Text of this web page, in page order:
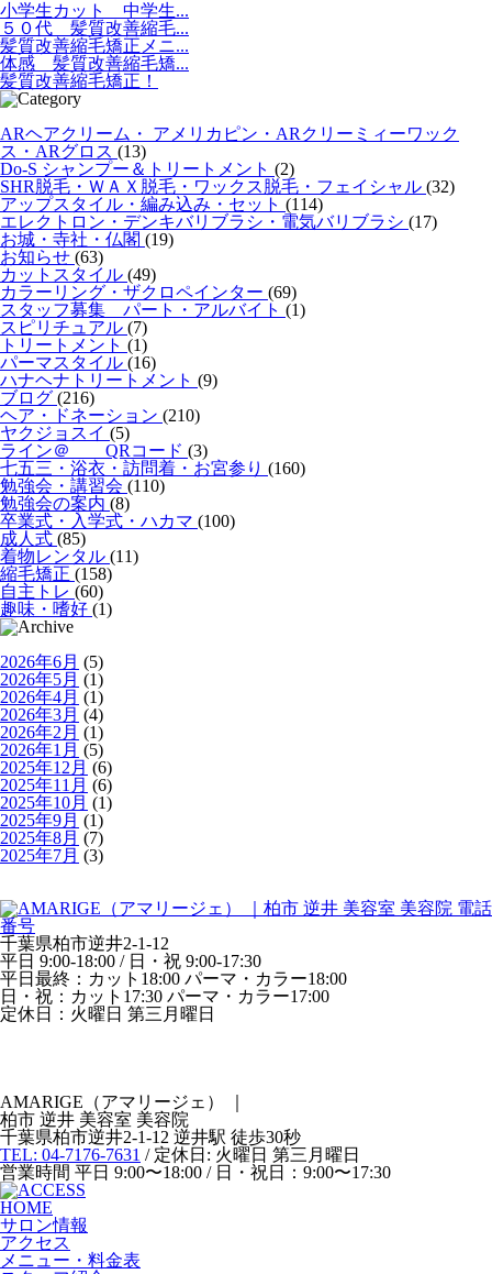
小学生カット 中学生...
５０代 髪質改善縮毛...
髪質改善縮毛矯正メニ...
体感 髪質改善縮毛矯...
髪質改善縮毛矯正！
ARヘアクリーム・ アメリカピン・ARクリーミィーワック
ス・ARグロス (13)
Do-S シャンプー＆トリートメント (2)
SHR脱毛・ＷＡＸ脱毛・ワックス脱毛・フェイシャル (32)
アップスタイル・編み込み・セット (114)
エレクトロン・デンキバリブラシ・電気バリブラシ (17)
お城・寺社・仏閣 (19)
お知らせ (63)
カットスタイル (49)
カラーリング・ザクロペインター (69)
スタッフ募集 パート・アルバイト (1)
スピリチュアル (7)
トリートメント (1)
パーマスタイル (16)
ハナヘナトリートメント (9)
ブログ (216)
ヘア・ドネーション (210)
ヤクジョスイ (5)
ライン＠ QRコード (3)
七五三・浴衣・訪問着・お宮参り (160)
勉強会・講習会 (110)
勉強会の案内 (8)
卒業式・入学式・ハカマ (100)
成人式 (85)
着物レンタル (11)
縮毛矯正 (158)
自主トレ (60)
趣味・嗜好 (1)
2026年6月 (5)
2026年5月 (1)
2026年4月 (1)
2026年3月 (4)
2026年2月 (1)
2026年1月 (5)
2025年12月 (6)
2025年11月 (6)
2025年10月 (1)
2025年9月 (1)
2025年8月 (7)
2025年7月 (3)
千葉県柏市逆井2-1-12
平日 9:00-18:00 / 日・祝 9:00-17:30
平日最終：カット18:00 パーマ・カラー18:00
日・祝：カット17:30 パーマ・カラー17:00
定休日：火曜日 第三月曜日
AMARIGE（アマリージェ）
柏市 逆井 美容室 美容院
千葉県柏市逆井2-1-12 逆井駅 徒歩30秒
TEL: 04-7176-7631 / 定休日: 火曜日 第三月曜日
営業時間 平日 9:00〜18:00 / 日・祝日：9:00〜17:30
HOME
サロン情報
アクセス
メニュー・料金表